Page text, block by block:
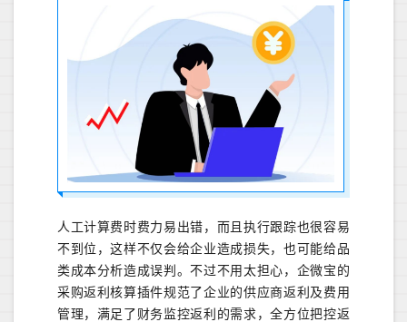
人工计算费时费力易出错，而且执行跟踪也很容易
不到位，这样不仅会给企业造成损失，也可能给品
类成本分析造成误判。不过不用太担心，企微宝的
采购返利核算插件规范了企业的供应商返利及费用
管理，满足了财务监控返利的需求，全方位把控返